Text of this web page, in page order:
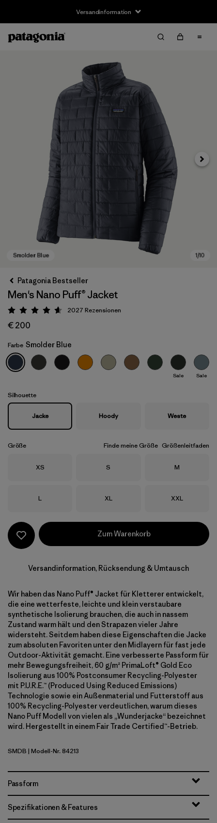
Versandinformation
Smolder Blue
Patagonia Bestseller
Men's Nano Puff® Jacket
Bewertung: 4.6 / 5
2027 Rezensionen
€ 200
Farbe Smolder Blue
Sale Sale
Silhouette
Jacke Hoody Weste
Größe Finde meine Größe Größenleitfaden
Größe
XS Größe
S Größe
M
Größe
L Größe
XL Größe
XXL
Zum Warenkorb
Versandinformation, Rücksendung & Umtausch
Wir haben das Nano Puff® Jacket für Kletterer entwickelt,
die eine wetterfeste, leichte und klein verstaubare
synthetische Isolierung brauchen, die auch in nassem
Zustand warm hält und den Strapazen vieler Jahre
widersteht. Seitdem haben diese Eigenschaften die Jacke
zum absoluten Favoriten unter den Midlayern für fast jede
Outdoor-Aktivität gemacht. Eine verbesserte Passform für
mehr Bewegungsfreiheit, 60 g/m² PrimaLoft® Gold Eco
Isolierung aus 100% Postconsumer Recycling-Polyester
mit P.U.R.E.™ (Produced Using Reduced Emissions)
Technologie sowie ein Außenmaterial und Futterstoff aus
100% Recycling-Polyester verdeutlichen, warum dieses
Nano Puff Modell von vielen als „Wunderjacke“ bezeichnet
wird. Hergestellt in einem Fair Trade Certified™-Betrieb.
Smolder Blue
SMDB | Modell-Nr. 84213
Passform
Spezifikationen & Features